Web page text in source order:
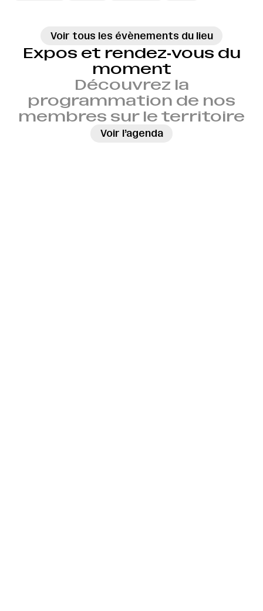
Voir tous les évènements du lieu
Expos et rendez‑vous du
moment
Découvrez la
programmation de nos
membres sur le territoire
Voir l’agenda